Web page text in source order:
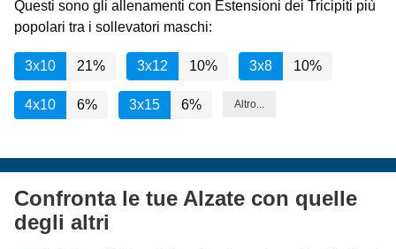
Questi sono gli allenamenti con Estensioni dei Tricipiti più
popolari tra i sollevatori maschi:
3x10 21% 3x12 10% 3x8 10%
4x10 6% 3x15 6% Altro...
Confronta le tue Alzate con quelle
degli altri